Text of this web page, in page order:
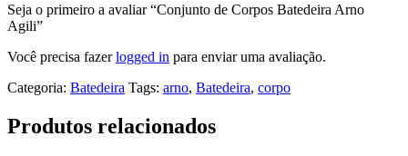
Seja o primeiro a avaliar “Conjunto de Corpos Batedeira Arno
Agili”
Você precisa fazerlogged in para enviar uma avaliação.
Categoria: Batedeira Tags: arno, Batedeira, corpo
Produtos relacionados